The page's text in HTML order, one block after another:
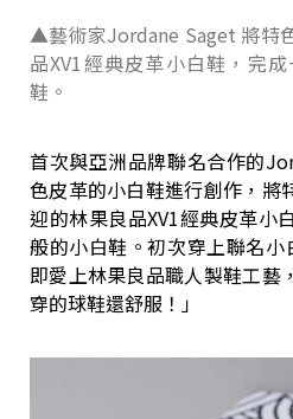
▲藝術家Jordane Saget 將特
品XV1經典皮革小白鞋，完
鞋。
首次與亞洲品牌聯名合作的
色皮革的小白鞋進行創作，將
迎的林果良品XV1經典皮革小
般的小白鞋。初次穿上聯名
即愛上林果良品職人製鞋工藝
穿的球鞋還舒服！」